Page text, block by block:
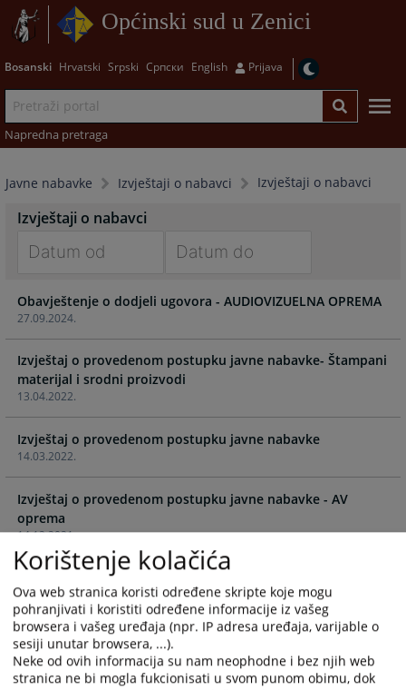
Općinski sud u Zenici
Bosanski Hrvatski Srpski Српски English Prijava
Napredna pretraga
Javne nabavke Izvještaji o nabavci Izvještaji o nabavci
Izvještaji o nabavci
forward
to
interact
with
the
calendar
and
select
a
date.
Press
the
mark
to
get
the
keyboard
shortcuts
forward
interact
with
the
and
select
date.
Press
mark
to
get
the
keyboard
shortcuts
27.09.2024.
Obavještenje o dodjeli ugovora - AUDIOVIZUELNA OPREMA
13.04.2022.
Izvještaj o provedenom postupku javne nabavke- Štampani
materijal i srodni proizvodi
14.03.2022.
Izvještaj o provedenom postupku javne nabavke
14.12.2021.
Izvještaj o provedenom postupku javne nabavke - AV
oprema
03.12.2021.
Izvještaj o provedenom postupku javne nabavke -
Kancelarijski materijal
Izvještaj o provedenom postupku javne nabavke - sanacija
fasade zgrade
Korištenje kolačića
Ova web stranica koristi određene skripte koje mogu
pohranjivati i koristiti određene informacije iz vašeg
browsera i vašeg uređaja (npr. IP adresa uređaja, varijable o
sesiji unutar browsera, ...).
Neke od ovih informacija su nam neophodne i bez njih web
stranica ne bi mogla fukcionisati u svom punom obimu, dok